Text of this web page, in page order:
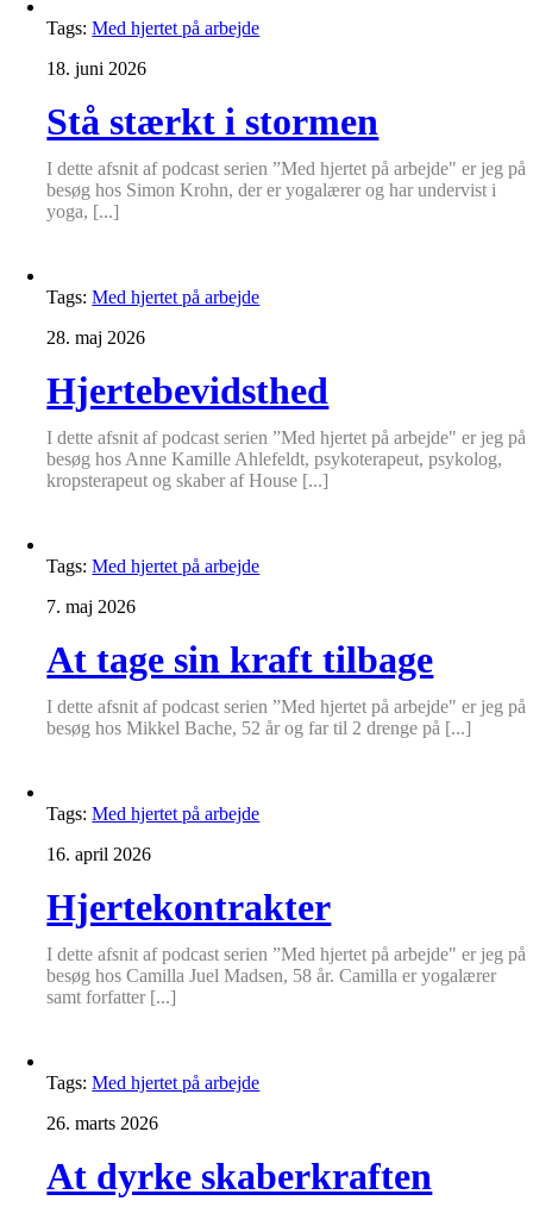
Tags:Med hjertet på arbejde
18. juni 2026
Stå stærkt i stormen
I dette afsnit af podcast serien ”Med hjertet på arbejde" er jeg på
besøg hos Simon Krohn, der er yogalærer og har undervist i
yoga, [...]
Tags:Med hjertet på arbejde
28. maj 2026
Hjertebevidsthed
I dette afsnit af podcast serien ”Med hjertet på arbejde" er jeg på
besøg hos Anne Kamille Ahlefeldt, psykoterapeut, psykolog,
kropsterapeut og skaber af House [...]
Tags:Med hjertet på arbejde
7. maj 2026
At tage sin kraft tilbage
I dette afsnit af podcast serien ”Med hjertet på arbejde" er jeg på
besøg hos Mikkel Bache, 52 år og far til 2 drenge på [...]
Tags:Med hjertet på arbejde
16. april 2026
Hjertekontrakter
I dette afsnit af podcast serien ”Med hjertet på arbejde" er jeg på
besøg hos Camilla Juel Madsen, 58 år. Camilla er yogalærer
samt forfatter [...]
Tags:Med hjertet på arbejde
26. marts 2026
At dyrke skaberkraften